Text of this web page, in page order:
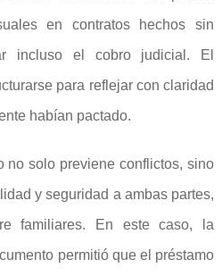
en contratos hechos sin
incluso el cobro judicial. El
para reflejar con claridad
habían pactado.
no solo previene conflictos, sino
y seguridad a ambas partes,
familiares. En este caso, la
permitió que el préstamo